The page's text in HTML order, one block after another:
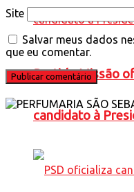
Partido Missão
candidato à
Site
Salvar meus dados
que eu comentar.